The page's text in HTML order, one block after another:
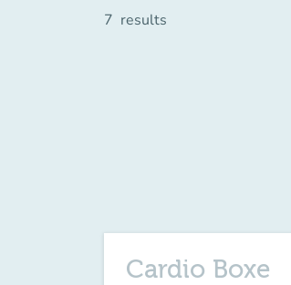
7 results
Cardio Boxe